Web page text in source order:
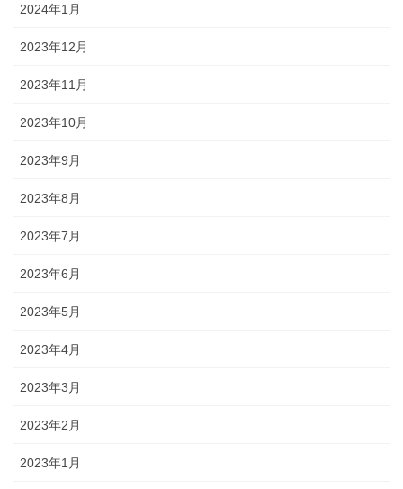
2024年1月
2023年12月
2023年11月
2023年10月
2023年9月
2023年8月
2023年7月
2023年6月
2023年5月
2023年4月
2023年3月
2023年2月
2023年1月